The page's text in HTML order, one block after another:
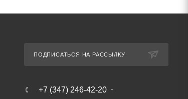
ПОДПИСАТЬСЯ НА РАССЫЛКУ
+7 (347) 246-42-20